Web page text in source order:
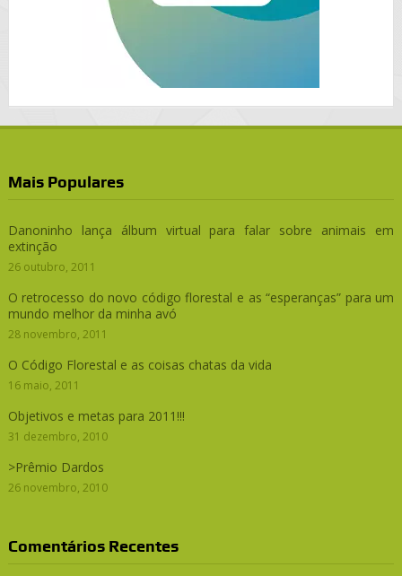
Mais Populares
Danoninho lança álbum virtual para falar sobre animais em
extinção
26 outubro, 2011
O retrocesso do novo código florestal e as “esperanças” para um
mundo melhor da minha avó
28 novembro, 2011
O Código Florestal e as coisas chatas da vida
16 maio, 2011
Objetivos e metas para 2011!!!
31 dezembro, 2010
>Prêmio Dardos
26 novembro, 2010
Comentários Recentes